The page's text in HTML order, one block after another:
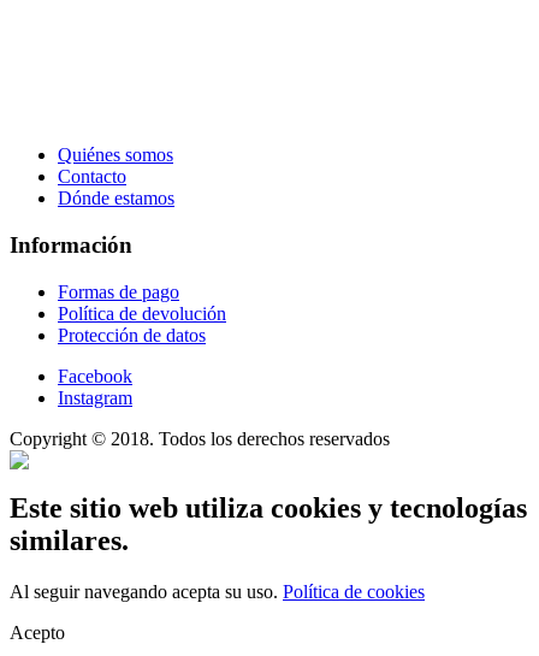
Quiénes somos
Contacto
Dónde estamos
Información
Formas de pago
Política de devolución
Protección de datos
Facebook
Instagram
Copyright © 2018. Todos los derechos reservados
Este sitio web utiliza cookies y tecnologías
similares.
Al seguir navegando acepta su uso. Política de cookies
Acepto